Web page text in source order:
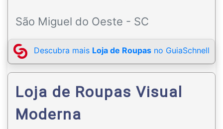
São Miguel do Oeste - SC
Descubra mais Loja de Roupas no GuiaSchnell
Loja de Roupas Visual
Moderna